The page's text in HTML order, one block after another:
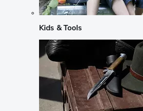
Kids & Tools